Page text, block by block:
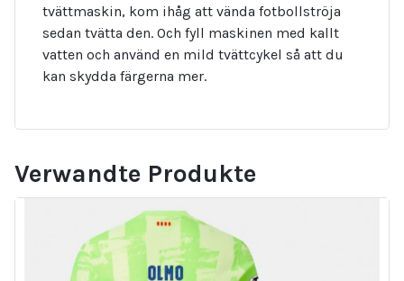
tvättmaskin, kom ihåg att vända fotbollströja
sedan tvätta den. Och fyll maskinen med kallt
vatten och använd en mild tvättcykel så att du
kan skydda färgerna mer.
Verwandte Produkte